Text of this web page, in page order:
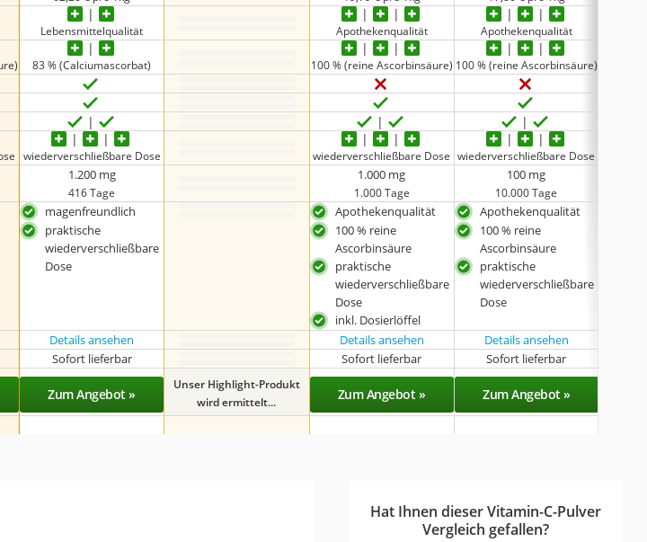
Lebensmittelqualität Apothekenqualität Apothekenqualität
83 % (Calciumascorbat) 100 % (reine Ascorbinsäure) 100 % (reine Ascorbinsäure)
wiederverschließbare Dose wiederverschließbare Dose wiederverschließbare Dose
1.200 mg
416 Tage
1.000 mg
1.000 Tage
100 mg
10.000 Tage
magenfreundlich
praktische
wiederverschließbare
Dose
Apothekenqualität
100 % reine
Ascorbinsäure
praktische
wiederverschließbare
Dose
inkl. Dosierlöffel
Apothekenqualität
100 % reine
Ascorbinsäure
praktische
wiederverschließbare
Dose
Details ansehen Details ansehen Details ansehen
Sofort lieferbar Sofort lieferbar Sofort lieferbar
Zum Angebot »
Unser Highlight-Produkt
wird ermittelt...
Zum Angebot » Zum Angebot »
Hat Ihnen dieser Vitamin-C-Pulver
Vergleich gefallen?